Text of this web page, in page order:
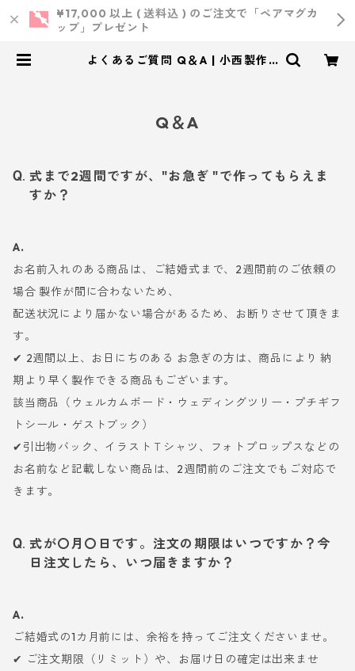
¥17,000 以上 ( 送料込 ) のご注文で「ペアマグカ
ップ」プレゼント
よくあるご質問 Q＆A | 小西製作
Q＆A
式まで2週間ですが、"お急ぎ "で作ってもらえま
すか？
A.
お名前入れのある商品は、ご結婚式まで、2週間前のご依頼の
場合 製作が間に合わないため、
配送状況により届かない場合があるため、お断りさせて頂きま
す。
✔ 2週間以上、お日にちのある お急ぎの方は、商品により 納
期より早く製作できる商品もございます。
該当商品（ウェルカムボード・ウェディングツリー・プチギフ
トシール・ゲストブック）
✔引出物バック、イラストＴシャツ、フォトプロップスなどの
お名前など記載しない商品は、2週間前のご注文でもご対応で
きます。
式が〇月〇日です。注文の期限はいつですか？今
日注文したら、いつ届きますか？
A.
ご結婚式の1カ月前には、余裕を持ってご注文くださいませ。
✔ ご注文期限（リミット）や、お届け日の確定は出来ませ